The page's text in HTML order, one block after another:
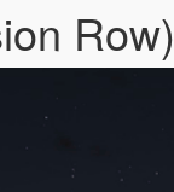
Row)